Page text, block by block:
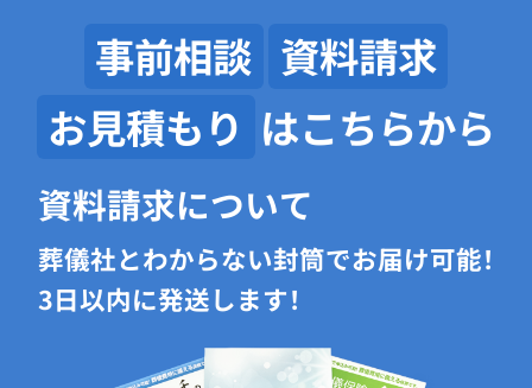
事前相談 資料請求
お見積もり はこちらから
資料請求について
葬儀社とわからない封筒でお届け可能！
3日以内に発送します！